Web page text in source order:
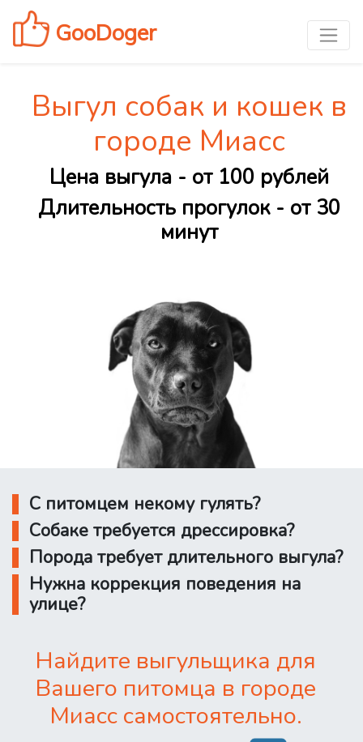
GooDoger
Выгул собак и кошек в
городе Миасс
Цена выгула - от 100 рублей
Длительность прогулок - от 30
минут
С питомцем некому гулять?
Собаке требуется дрессировка?
Порода требует длительного выгула?
Нужна коррекция поведения на
улице?
Найдите выгульщика для
Вашего питомца в городе
Миасс самостоятельно.